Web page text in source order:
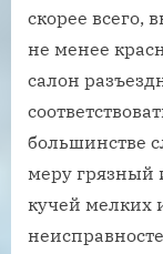
скорее всего,
не менее
салон
большинстве
меру грязный
кучей мелких